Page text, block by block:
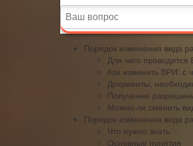
Порядок изменения вида
Для чего проводится
Как изменить ВРИ: с
Документы,
Получение
Можно ли сменить
Порядок изменения вида
Что нужно знать
Основные понятия